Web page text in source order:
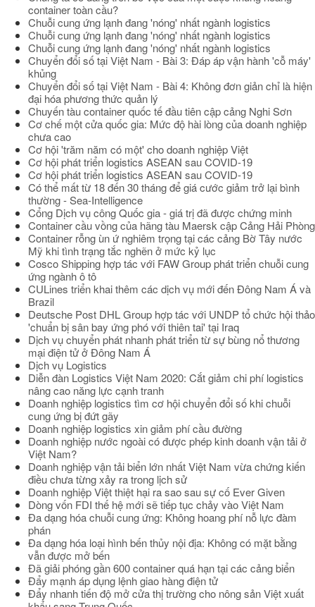
container toàn cầu?
Chuỗi cung ứng lạnh đang 'nóng' nhất ngành logistics
Chuỗi cung ứng lạnh đang 'nóng' nhất ngành logistics
Chuỗi cung ứng lạnh đang 'nóng' nhất ngành logistics
Chuyển đổi số tại Việt Nam - Bài 3: Đáp áp vận hành 'cỗ máy'
khủng
Chuyển đổi số tại Việt Nam - Bài 4: Không đơn giản chỉ là hiện
đại hóa phương thức quản lý
Chuyến tàu container quốc tế đầu tiên cập cảng Nghi Sơn
Cơ chế một cửa quốc gia: Mức độ hài lòng của doanh nghiệp
chưa cao
Cơ hội 'trăm năm có một' cho doanh nghiệp Việt
Cơ hội phát triển logistics ASEAN sau COVID-19
Cơ hội phát triển logistics ASEAN sau COVID-19
Có thể mất từ 18 đến 30 tháng để giá cước giảm trở lại bình
thường - Sea-Intelligence
Cổng Dịch vụ công Quốc gia - giá trị đã được chứng minh
Container cầu vồng của hãng tàu Maersk cập Cảng Hải Phòng
Container rỗng ùn ứ nghiêm trọng tại các cảng Bờ Tây nước
Mỹ khi tình trạng tắc nghẽn ở mức kỷ lục
Cosco Shipping hợp tác với FAW Group phát triển chuỗi cung
ứng ngành ô tô
CULines triển khai thêm các dịch vụ mới đến Đông Nam Á và
Brazil
Deutsche Post DHL Group hợp tác với UNDP tổ chức hội thảo
'chuẩn bị sân bay ứng phó với thiên tai' tại Iraq
Dịch vụ chuyển phát nhanh phát triển từ sự bùng nổ thương
mại điện tử ở Đông Nam Á
Dịch vụ Logistics
Diễn đàn Logistics Việt Nam 2020: Cắt giảm chi phí logistics
nâng cao năng lực cạnh tranh
Doanh nghiệp logistics tìm cơ hội chuyển đổi số khi chuỗi
cung ứng bị đứt gãy
Doanh nghiệp logistics xin giảm phí cầu đường
Doanh nghiệp nước ngoài có được phép kinh doanh vận tải ở
Việt Nam?
Doanh nghiệp vận tải biển lớn nhất Việt Nam vừa chứng kiến
điều chưa từng xảy ra trong lịch sử
Doanh nghiệp Việt thiệt hại ra sao sau sự cố Ever Given
Dòng vốn FDI thế hệ mới sẽ tiếp tục chảy vào Việt Nam
Đa dạng hóa chuỗi cung ứng: Không hoang phí nỗ lực đàm
phán
Đa dạng hóa loại hình bến thủy nội địa: Không có mặt bằng
vẫn được mở bến
Đã giải phóng gần 600 container quá hạn tại các cảng biển
Đẩy mạnh áp dụng lệnh giao hàng điện tử
Đẩy nhanh tiến độ mở cửa thị trường cho nông sản Việt xuất